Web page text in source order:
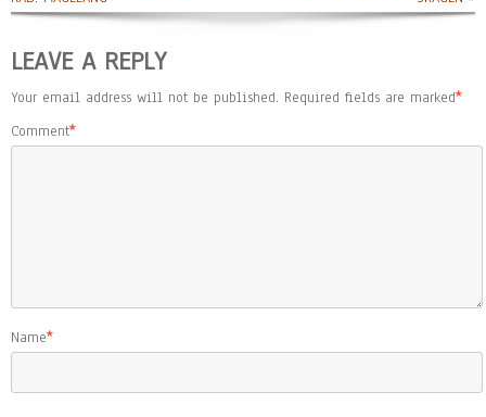
LEAVE A REPLY
Your email address will not be published. Required fields are marked*
Comment*
Name*